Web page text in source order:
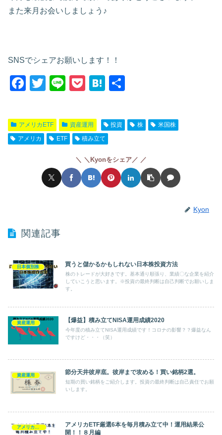
また来月お会いしましょう♪
SNSでシェアお願いします！！
F
c
e
b
T
tt
er
Li
e
P
ck
et
H
e
n
a
アメリカETF 資産運用 投資 株
米国株
アメリカ
ETF 積み立て
＼Kyonをシェア／
Kyon
関連記事
日本個別株 買うと儲かるかもしれない日本株投資方法
株のトレードが大好きです。基本通り順張り、業績〇な企業を紹介
していこうと思います。※投資の最終判断は自己判断でお願いしま
す。
資産運用 【爆益】積み立てNISA運用成績2020
今年度の積み立てNISA運用成績です！コロナの影響？？爆益なん
ですけど・・・（笑）
資産運用 節分天井彼岸底。彼岸まで攻める！買い銘柄2選。
短期の買い銘柄をご紹介します。投資の最終判断は自己責任でお願
いします。
アメリカETF
アメリカETF厳選6本を毎月積み立て中！運用結果公
開！！８月編